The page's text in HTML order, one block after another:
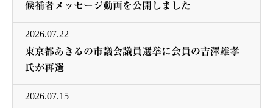
候補者メッセージ動画を公開しました
2026.07.22
東京都あきるの市議会議員選挙に会員の吉澤雄孝
氏が再選
2026.07.15